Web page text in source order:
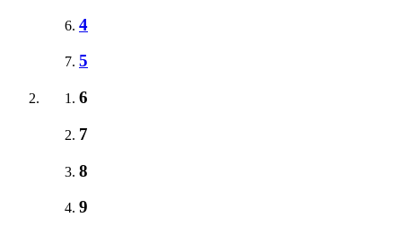
4
5
6
7
8
9